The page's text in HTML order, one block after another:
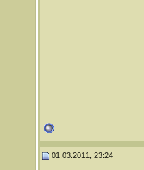
01.03.2011, 23:24